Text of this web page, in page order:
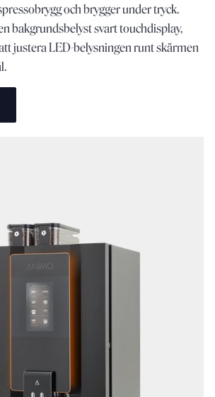
ochbryggerundertryck.
bakgrundsbelystsvarttouchdisplay,
justeraLED-belysningenruntskärmen